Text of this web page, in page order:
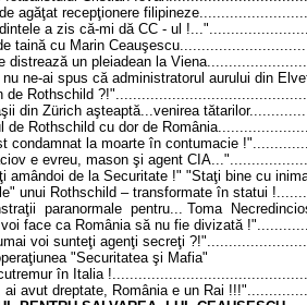
agăţat recepţionere
a zis că-mi dă CC - ul
taină cu Marin
distrează un pleiadean la
ne-ai spus că administratorul aurului din
de Rothschild
din Zürich aşteaptă...venirea
de Rothschild cu dor de
condamnat la moarte în contumacie
e evreu, mason şi agent
amândoi de la Securitate !" "Staţi bine cu
unui Rothschild – transformate în statui
paranormale pentru... Toma
face ca România să nu fie divizată
voi sunteţi agenţi secreţi
"Securitatea şi Mafia"
în Italia
ai avut dreptate, România e un Rai